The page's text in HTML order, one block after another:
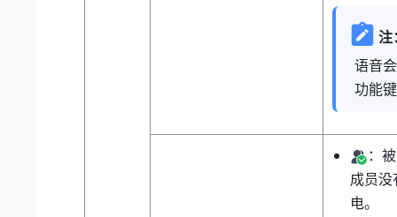
注
语音
功能
：
成员
电。